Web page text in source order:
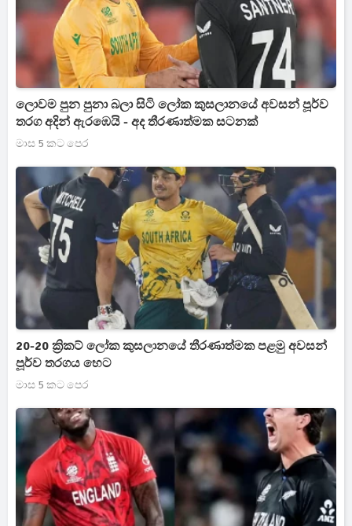
ලොවම පුන පුනා බලා සිටි ලෝක කුසලානයේ අවසන් පූර්ව
තරග අදින් ඇරඹෙයි - අද තීරණාත්මක සටනක්
මාස 5 කට පෙර
20-20 ක්‍රිකට් ලෝක කුසලානයේ තීරණාත්මක පළමු අවසන්
පූර්ව තරගය හෙට
මාස 5 කට පෙර